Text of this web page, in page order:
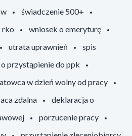
świadczenie 500+
rko
wniosek o emeryturę
utrata uprawnień
spis
przystąpienie do ppk
w dzień wolny od pracy
zdalna
deklaracja o
porzucenie pracy